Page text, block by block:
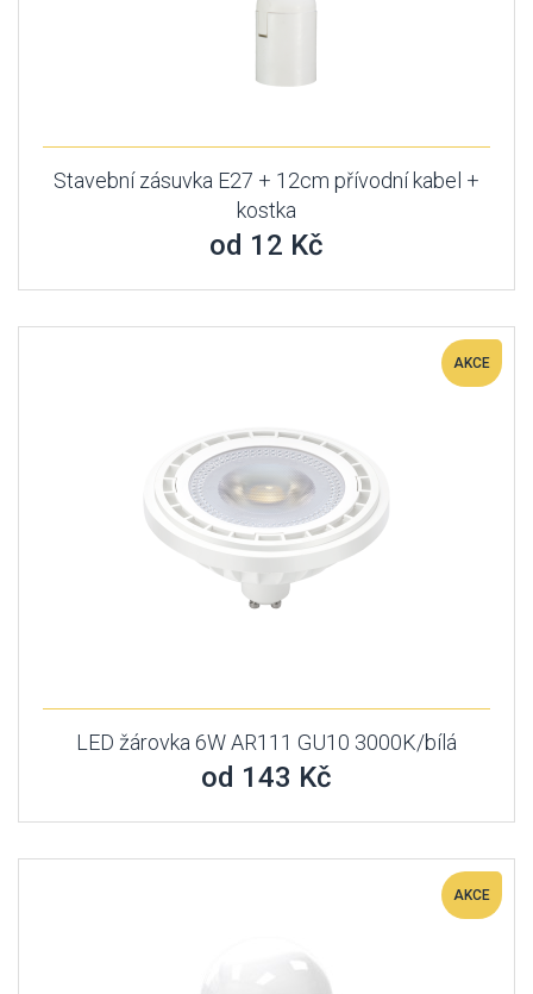
Stavební zásuvka E27 + 12cm přívodní kabel +
kostka
od 12 Kč
AKCE
LED žárovka 6W AR111 GU10 3000K/bílá
od 143 Kč
AKCE